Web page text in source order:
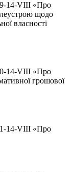
14-VIII «Про
щодо
власності
14-VIII «Про
грошової
14-VIII «Про